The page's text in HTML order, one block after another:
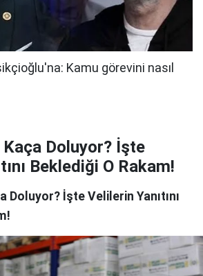
Kaça Doluyor? İşte
Beklediği O Rakam!
Doluyor? İşte Velilerin Yanıtını